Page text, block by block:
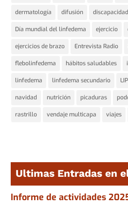
dermatología difusión discapacidad
Día mundial del linfedema ejercicio
ejercicios de brazo Entrevista Radio
flebolinfedema hábitos saludables
linfedema linfedema secundario
navidad nutrición picaduras
rastrillo vendaje multicapa viajes
Ultimas Entradas en
Informe de actividades